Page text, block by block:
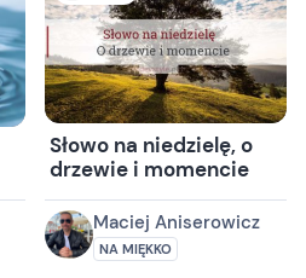
Słowo na niedzielę, o
drzewie i momencie
Maciej Aniserowicz
NA MIĘKKO